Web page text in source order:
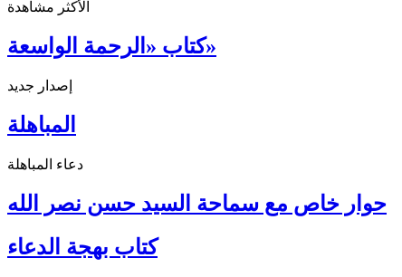
الأكثر مشاهدة
كتاب «الرحمة الواسعة»
إصدار جديد
المباهلة
دعاء المباهلة
حوار خاص مع سماحة السيد حسن نصر الله
كتاب بهجة الدعاء